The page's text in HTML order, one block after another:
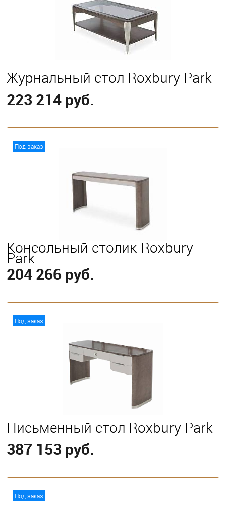
Журнальный стол Roxbury Park
223 214 руб.
Под заказ
Консольный столик Roxbury
Park
204 266 руб.
Под заказ
Письменный стол Roxbury Park
387 153 руб.
Под заказ